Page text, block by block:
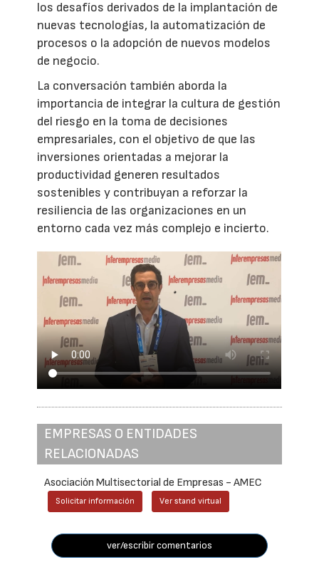
los desafíos derivados de la implantación de
nuevas tecnologías, la automatización de
procesos o la adopción de nuevos modelos
de negocio.
La conversación también aborda la
importancia de integrar la cultura de gestión
del riesgo en la toma de decisiones
empresariales, con el objetivo de que las
inversiones orientadas a mejorar la
productividad generen resultados
sostenibles y contribuyan a reforzar la
resiliencia de las organizaciones en un
entorno cada vez más complejo e incierto.
EMPRESAS O ENTIDADES
RELACIONADAS
Asociación Multisectorial de Empresas - AMEC
Solicitar información Ver stand virtual
ver/escribir comentarios